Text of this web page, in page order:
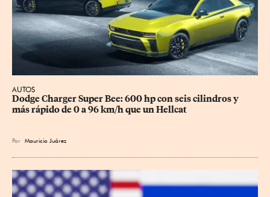
AUTOS
Dodge Charger Super Bee: 600 hp con seis cilindros y
más rápido de 0 a 96 km/h que un Hellcat
Por Mauricio Juárez